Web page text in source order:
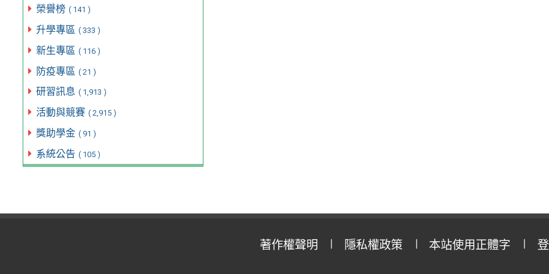
榮譽榜 ( 141 )
升學專區 ( 333 )
新生專區 ( 116 )
防疫專區 ( 21 )
研習訊息 ( 1,913 )
活動與競賽 ( 2,915 )
獎助學金 ( 91 )
系統公告 ( 105 )
著作權聲明 隱私權政策 本站使用正體字